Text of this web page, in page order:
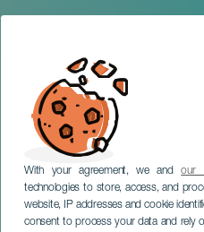
With your agreement, we andour
technologies to store, access, and
website, IP addresses and cookie
consent to process your data and rely